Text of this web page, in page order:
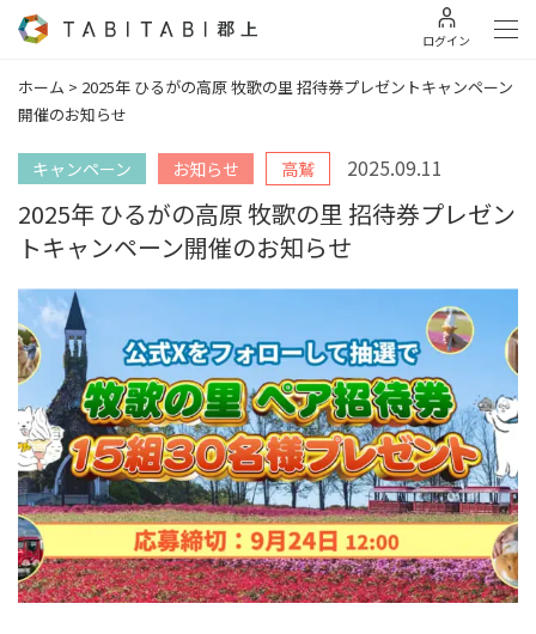
ログイン
ホーム > 2025年 ひるがの高原 牧歌の里 招待券プレゼントキャンペーン
開催のお知らせ
キャンペーン お知らせ 高鷲 2025.09.11
2025年 ひるがの高原 牧歌の里 招待券プレゼン
トキャンペーン開催のお知らせ